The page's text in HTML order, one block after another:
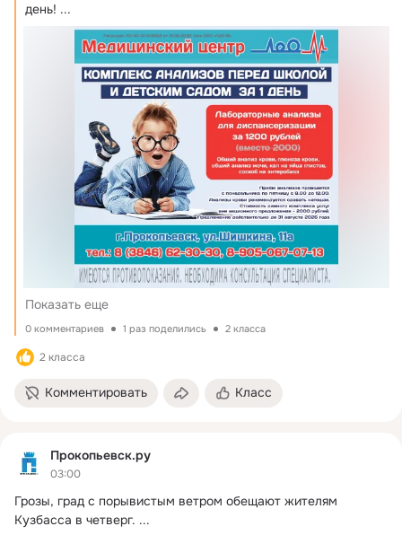
день! ...
Показать еще
0 комментариев 1 раз поделились 2 класса
2 класса
Комментировать Класс
Прокопьевск.ру
03:00
Грозы, град с порывистым ветром обещают жителям
Кузбасса в четверг. ...